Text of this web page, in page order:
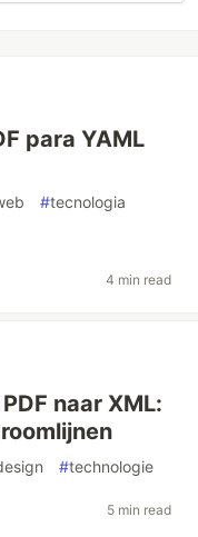
para YAML
#tecnologia
4 min read
naar XML:
#technologie
5 min read